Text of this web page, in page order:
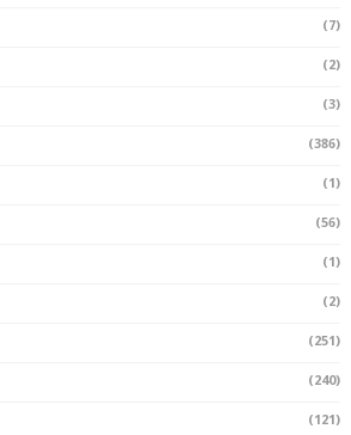
(7)
(2)
(3)
(386)
(1)
(56)
(1)
(2)
(251)
(240)
(121)